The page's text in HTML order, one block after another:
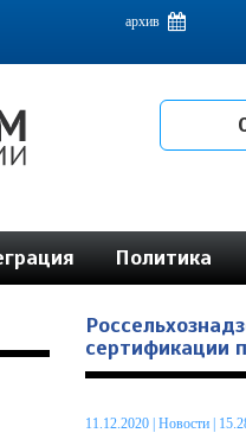
проблемам интеграции на
архив
Политика
сертификации
11.12.2020| Новости |